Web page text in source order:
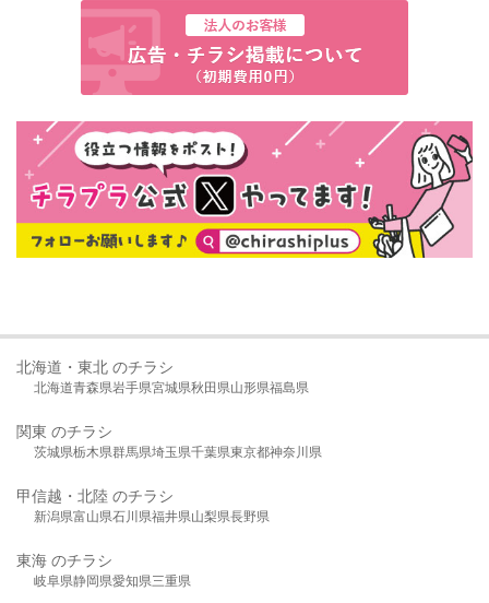
北海道・東北 のチラシ
北海道青森県岩手県宮城県秋田県山形県福島県
関東 のチラシ
茨城県栃木県群馬県埼玉県千葉県東京都神奈川県
甲信越・北陸 のチラシ
新潟県富山県石川県福井県山梨県長野県
東海 のチラシ
岐阜県静岡県愛知県三重県